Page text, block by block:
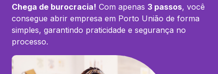
Chega de burocracia! Com apenas 3 passos, você
consegue abrir empresa em Porto União de forma
simples, garantindo praticidade e segurança no
processo.